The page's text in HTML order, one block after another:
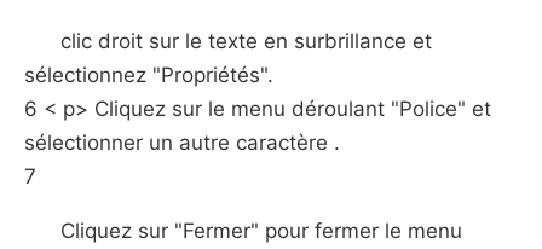
clic droit sur le texte en surbrillance et
sélectionnez "Propriétés".
6 < p> Cliquez sur le menu déroulant "Police" et
sélectionner un autre caractère .
7
Cliquez sur "Fermer" pour fermer le menu